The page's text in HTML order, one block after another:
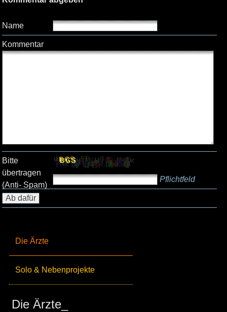
Die Ärzte
Solo & Nebenprojekte
Die Ärzte_
Name
Kommentar
Bitte
übertragen
(Anti- Spam)
Pflichtfeld